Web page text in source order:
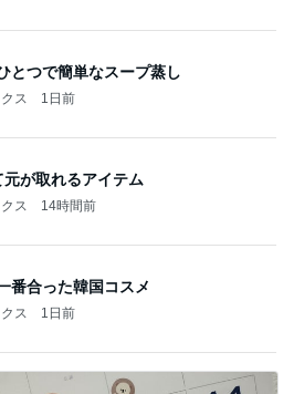
とつで簡単なスープ蒸し
ス 1日前
が取れるアイテム
ス 14時間前
番合った韓国コスメ
ス 1日前